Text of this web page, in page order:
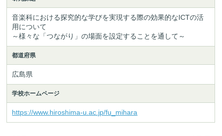
音楽科における探究的な学びを実現する際の効果的なICTの活
用について
～様々な「つながり」の場面を設定することを通して～
都道府県
広島県
学校ホームページ
https://www.hiroshima-u.ac.jp/fu_mihara